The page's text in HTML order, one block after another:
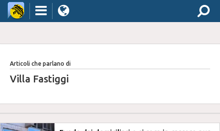
Articoli che parlano di
Villa Fastiggi